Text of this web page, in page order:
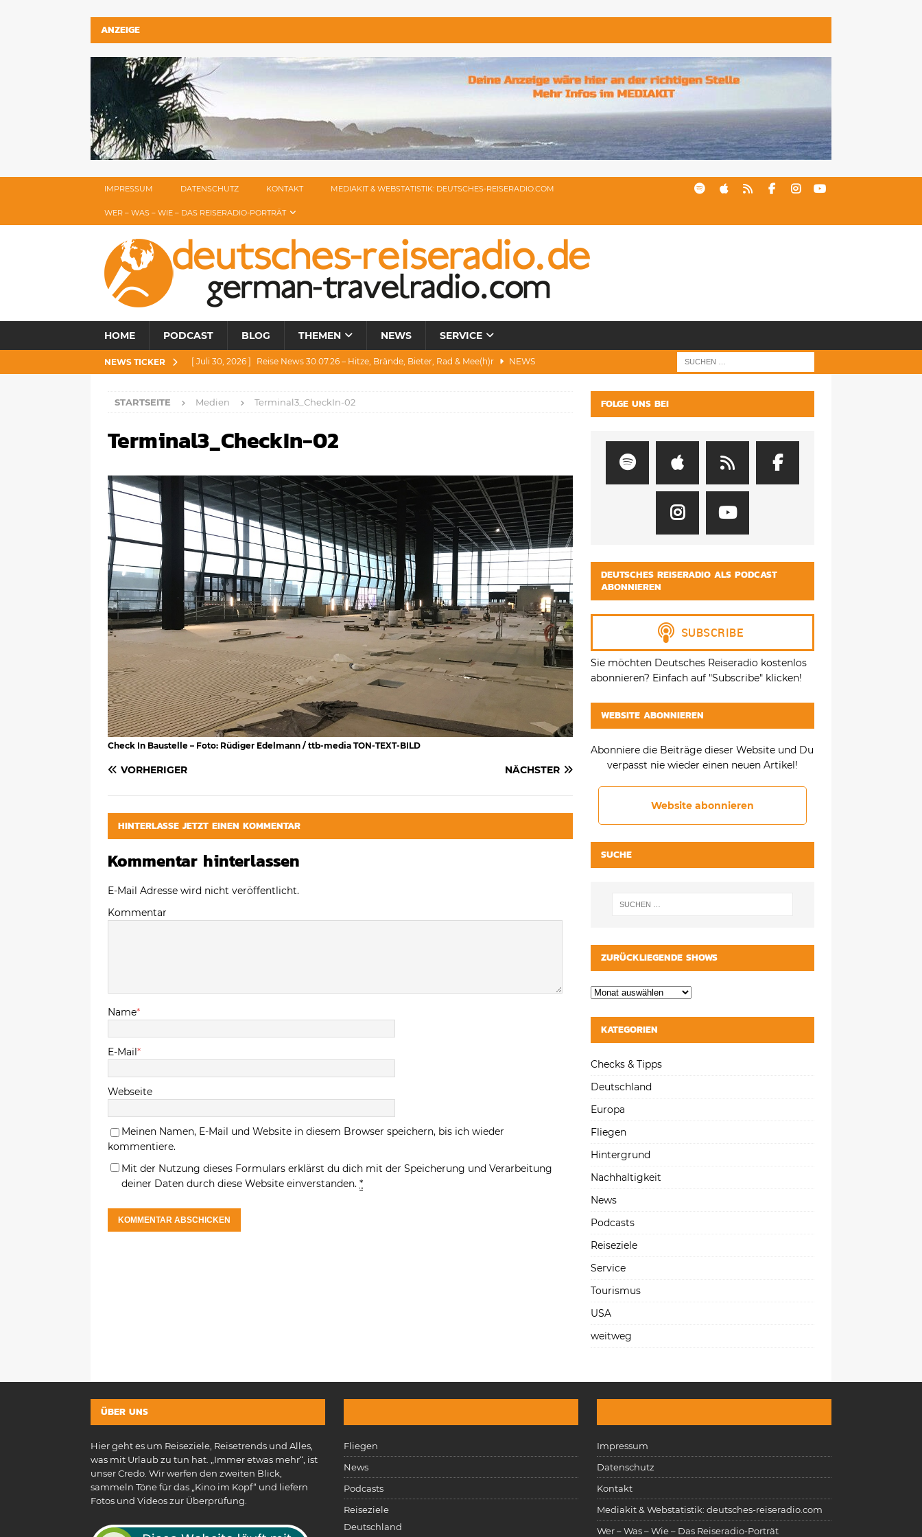
ANZEIGE
IMPRESSUM DATENSCHUTZ KONTAKT MEDIAKIT & WEBSTATISTIK: DEUTSCHES-REISERADIO.COM
WER – WAS – WIE – DAS REISERADIO-PORTRÄT
HOME PODCAST BLOG THEMEN NEWS SERVICE
NEWS TICKER [ Juli 30, 2026 ] Reise News 30.07.26 – Hitze, Brände, Bieter, Rad & Mee(h)r NEWS
[ Juli 23, 2026 ] Reise News 23.07.26 – Condor, Scooter, Brände, Baustellen
[ Juli 21, 2026 ] Reise News 21.07.26 – „Alkfrei“, Waldbrände, DJH & Salzburg
STARTSEITE Medien Terminal3_CheckIn-02
Terminal3_CheckIn-02
Check In Baustelle – Foto: Rüdiger Edelmann / ttb-media TON-TEXT-BILD
VORHERIGER NÄCHSTER
HINTERLASSE JETZT EINEN KOMMENTAR
Kommentar hinterlassen
E-Mail Adresse wird nicht veröffentlicht.
Kommentar
Name*
E-Mail *
Webseite
Meinen Namen, E-Mail und Website in diesem Browser speichern, bis ich wieder
kommentiere.
Mit der Nutzung dieses Formulars erklärst du dich mit der Speicherung und Verarbeitung
deiner Daten durch diese Website einverstanden. *
FOLGE UNS BEI
DEUTSCHES REISERADIO ALS PODCAST
ABONNIEREN
Sie möchten Deutsches Reiseradio kostenlos
abonnieren? Einfach auf "Subscribe" klicken!
WEBSITE ABONNIEREN
Abonniere die Beiträge dieser Website und Du
verpasst nie wieder einen neuen Artikel!
Website abonnieren
SUCHE
ZURÜCKLIEGENDE SHOWS
KATEGORIEN
Checks & Tipps
Deutschland
Europa
Fliegen
Hintergrund
Nachhaltigkeit
News
Podcasts
Reiseziele
Service
Tourismus
USA
weitweg
ÜBER UNS
Hier geht es um Reiseziele, Reisetrends und Alles,
was mit Urlaub zu tun hat. „Immer etwas mehr“, ist
unser Credo. Wir werfen den zweiten Blick,
sammeln Töne für das „Kino im Kopf“ und liefern
Fotos und Videos zur Überprüfung.
Fliegen
News
Podcasts
Reiseziele
Deutschland
Impressum
Datenschutz
Kontakt
Mediakit & Webstatistik: deutsches-reiseradio.com
Wer – Was – Wie – Das Reiseradio-Porträt